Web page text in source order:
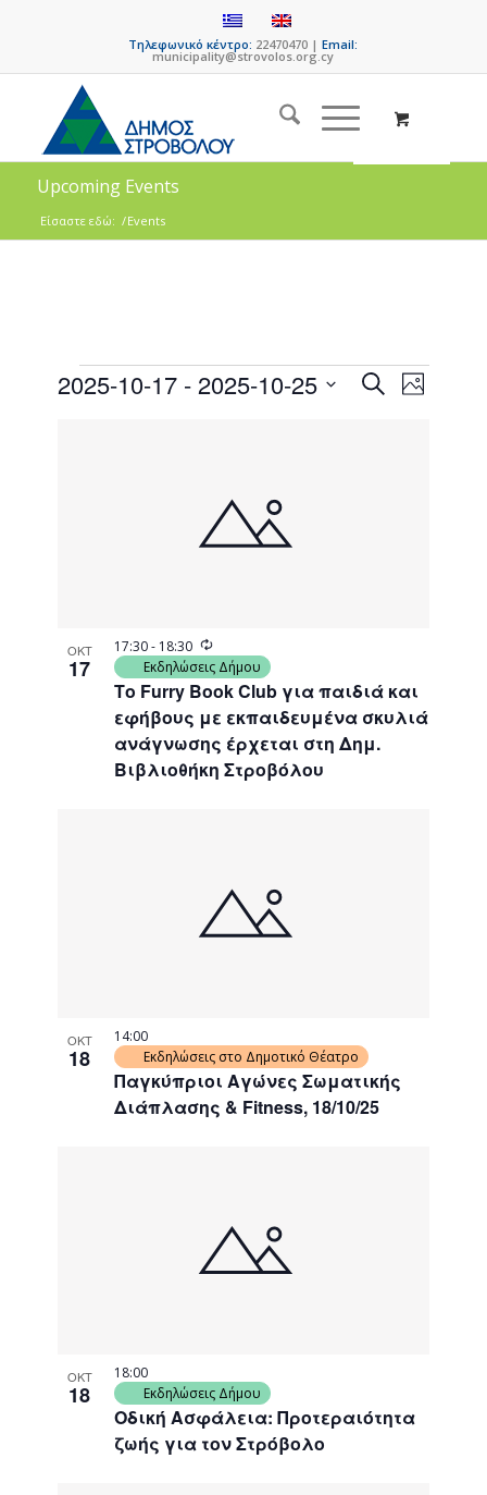
Τηλεφωνικό κέντρο: 22470470 |Email:
municipality@strovolos.org.cy
Upcoming Events
Είσαστε εδώ: /Events
Events
SearchEvent
Views
Photo
2025-10-17 - 2025-10-25
ΟΚΤ
17
Το Furry Book Club για παιδιά και
εφήβους με εκπαιδευμένα σκυλιά
ανάγνωσης έρχεται στη Δημ.
Βιβλιοθήκη Στροβόλου
17:30- 18:30
Recurring
Εκδηλώσεις Δήμου
ΟΚΤ
18
Παγκύπριοι Αγώνες Σωματικής
Διάπλασης & Fitness, 18/10/25
14:00
Εκδηλώσεις στο Δημοτικό Θέατρο
ΟΚΤ
18
Οδική Ασφάλεια: Προτεραιότητα
ζωής για τον Στρόβολο
18:00
Εκδηλώσεις Δήμου